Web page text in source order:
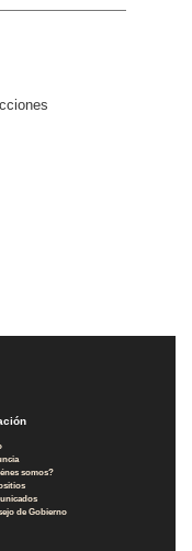
somos?
de Gobierno